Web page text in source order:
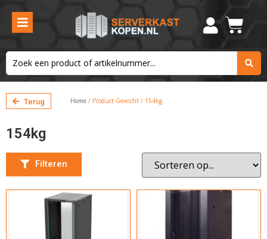
Terug Home / Product Gewicht / 154kg
154kg
Filteren
Aantal units
47U
Kies de hoogte
Breedte